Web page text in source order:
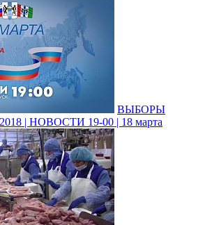
ВЫБОРЫ
| НОВОСТИ 19-00 | 18 марта